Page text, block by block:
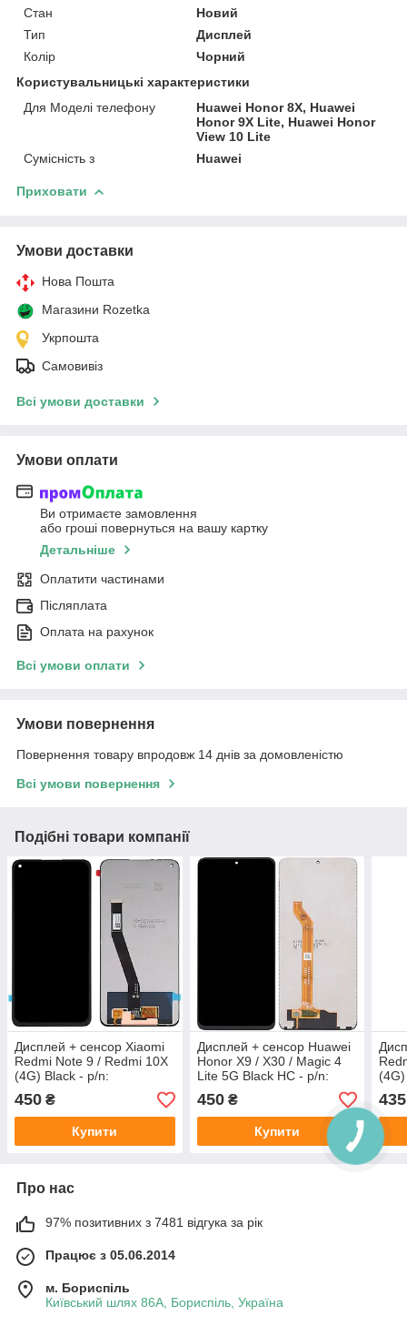
Стан
Новий
Тип
Дисплей
Колір
Чорний
Користувальницькі характеристики
Для Моделі телефону
Huawei Honor 8X, Huawei
Honor 9X Lite, Huawei Honor
View 10 Lite
Сумісність з
Huawei
Приховати
Умови доставки
Нова Пошта
Магазини Rozetka
Укрпошта
Самовивіз
Всі умови доставки
Умови оплати
Ви отримаєте замовлення
або гроші повернуться на вашу картку
Детальніше
Оплатити частинами
Післяплата
Оплата на рахунок
Всі умови оплати
Умови повернення
Повернення товару впродовж 14 днів за домовленістю
Всі умови повернення
Подібні товари компанії
Дисплей + сенсор Xiaomi
Redmi Note 9 / Redmi 10X
(4G) Black - p/n:
450 ₴
Купити
Дисплей + сенсор Huawei
Honor X9 / X30 / Magic 4
Lite 5G Black HC - p/n:
450₴
Купити
435
Про нас
97% позитивних з 7481 відгука за рік
Працює з 05.06.2014
м. Бориспіль
Київський шлях 86А, Бориспіль, Україна